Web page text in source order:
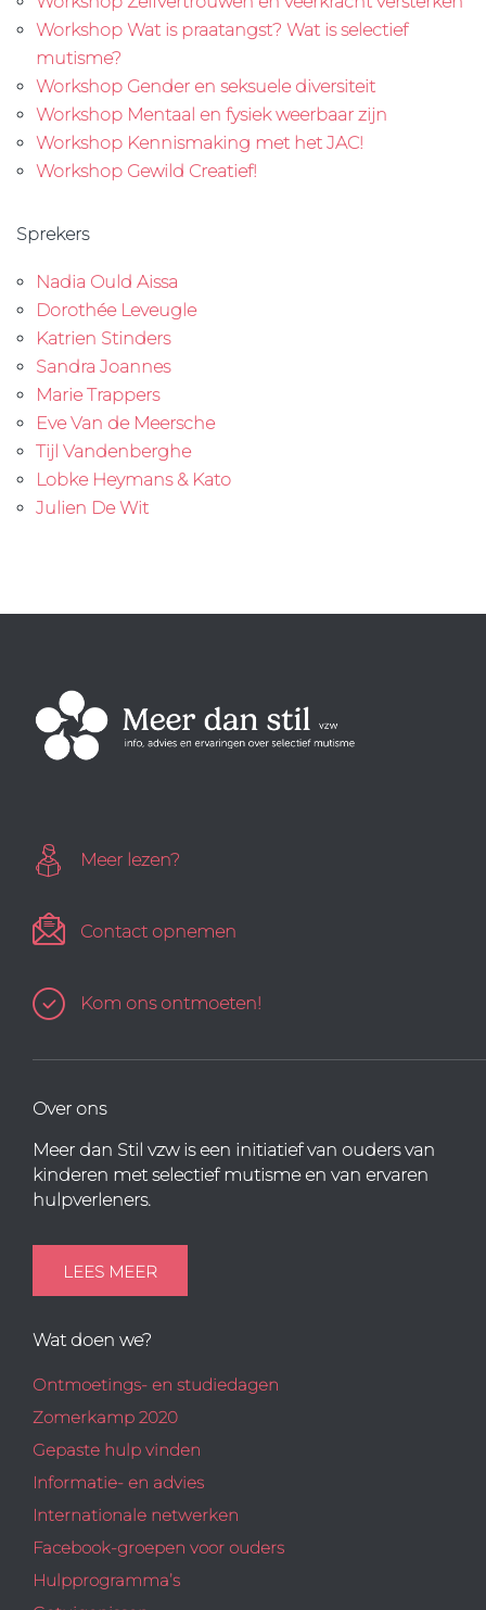
Workshop Wat is praatangst? Wat is selectief
mutisme?
Workshop Gender en seksuele diversiteit
Workshop Mentaal en fysiek weerbaar zijn
Workshop Kennismaking met het JAC!
Workshop Gewild Creatief!
Sprekers
Nadia Ould Aissa
Dorothée Leveugle
Katrien Stinders
Sandra Joannes
Marie Trappers
Eve Van de Meersche
Tijl Vandenberghe
Lobke Heymans & Kato
Julien De Wit
Meer lezen?
Contact opnemen
Kom ons ontmoeten!
Over ons
Meer dan Stil vzw is een initiatief van ouders van
kinderen met selectief mutisme en van ervaren
hulpverleners.
LEES MEER
Wat doen we?
Ontmoetings- en studiedagen
Zomerkamp 2020
Gepaste hulp vinden
Informatie- en advies
Internationale netwerken
Facebook-groepen voor ouders
Hulpprogramma’s